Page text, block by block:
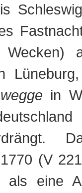
Wecken)
wegge in
(V
als eine